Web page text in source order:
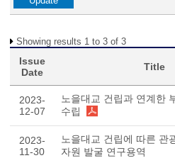
Showing results 1 to 3 of 3
Issue
Date
Title
2023-
12-07
노을대교 건립과 연계한
수립
2023-
11-30
노을대교 건립에 따른 관
자원 발굴 연구용역